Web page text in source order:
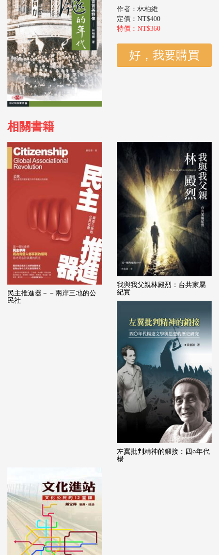
作者：林柏維
定價：NT$400
特價：NT$360
相關書籍
民主推進器－－兩岸三地的公
民社
我與我父親林殿烈：台共家屬
紀實
左翼批判精神的鍛接：四○年代
楊